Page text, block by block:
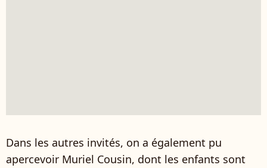
Dans les autres invités, on a également pu
apercevoir Muriel Cousin, dont les enfants sont